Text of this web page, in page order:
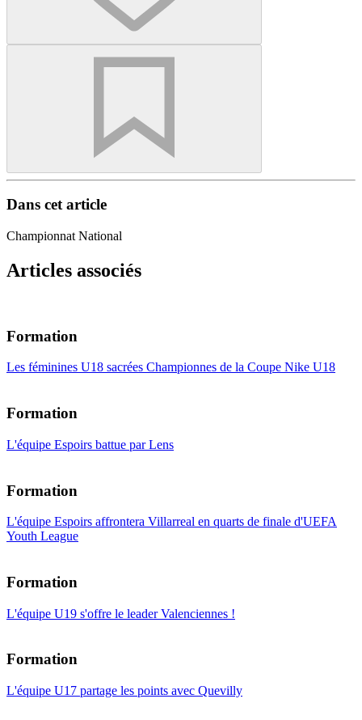
Dans cet article
Championnat National
Articles associés
Formation
Les féminines U18 sacrées Championnes de la Coupe Nike U18
Formation
L'équipe Espoirs battue par Lens
Formation
L'équipe Espoirs affrontera Villarreal en quarts de finale d'UEFA
Youth League
Formation
L'équipe U19 s'offre le leader Valenciennes !
Formation
L'équipe U17 partage les points avec Quevilly